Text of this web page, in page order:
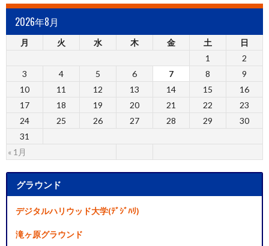
2026年8月
月 火 水 木 金 土 日
« 1月
1
2
3
4 5 6 7 8
9
10
11 12 13 14 15
16
17
18 19 20 21 22
23
24
25 26 27 28 29
30
31
グラウンド
デジタルハリウッド大学(ﾃﾞｼﾞﾊﾘ)
滝ヶ原グラウンド